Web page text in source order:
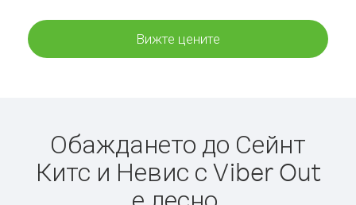
Вижте цените
Обаждането до Сейнт
Китс и Невис с Viber Out